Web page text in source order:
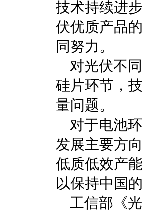
技术持续进
伏优质产品
同努力。
对光伏不
硅片环节，
量问题。
对于电池
发展主要方
低质低效产
以保持中国
工信部《